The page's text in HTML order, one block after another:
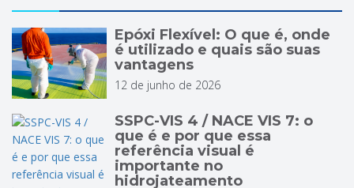
Epóxi Flexível: O que é, onde
é utilizado e quais são suas
vantagens
12 de junho de 2026
SSPC-VIS 4 / NACE VIS 7: o
que é e por que essa
referência visual é
importante no
hidrojateamento